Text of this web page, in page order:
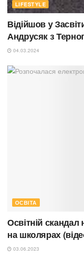
LIFESTYLE
Відійшов у
Андрусяк з
04.03.2024
ОСВІТА
Освітній
на школярах
03.06.2023